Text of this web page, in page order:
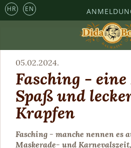
HR EN
05.02.2024.
Fasching -
Spaß und
Krapfen
Fasching - manche nennen es
Maskerade- und